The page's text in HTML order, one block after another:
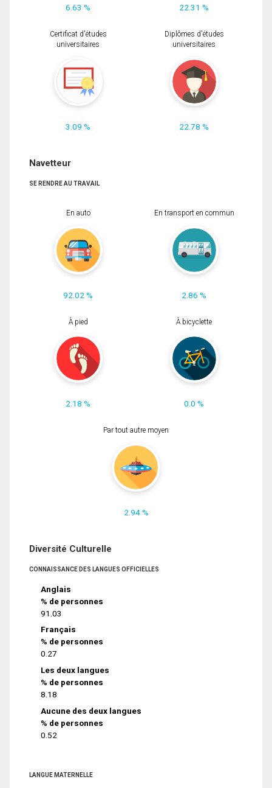
6.63 % 22.31 %
Certificat d'études
universitaires
3.09 %
Diplômes d'études
universitaires
22.78 %
Navetteur
SE RENDRE AU TRAVAIL
En auto
92.02 %
En transport en commun
2.86 %
À pied
2.18 %
À bicyclette
0.0 %
Par tout autre moyen
2.94 %
Diversité Culturelle
CONNAISSANCE DES LANGUES OFFICIELLES
Anglais
% de personnes
91.03
Français
% de personnes
0.27
Les deux langues
% de personnes
8.18
Aucune des deux langues
% de personnes
0.52
LANGUE MATERNELLE